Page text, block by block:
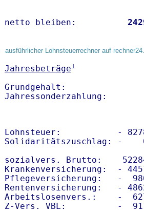
netto bleiben:
ausführlicher Lohnsteuerrechner auf
Jahresbeträge1
Grundgehalt:
Lohnsteuer:           -
Solidaritätszuschlag: -
sozialvers. Brutto:
Krankenversicherung:  -
Pflegeversicherung:   -
Rentenversicherung:   -
Arbeitslosenvers.:    -
Z-Vers. VBL:          -